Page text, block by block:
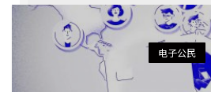
电子公民